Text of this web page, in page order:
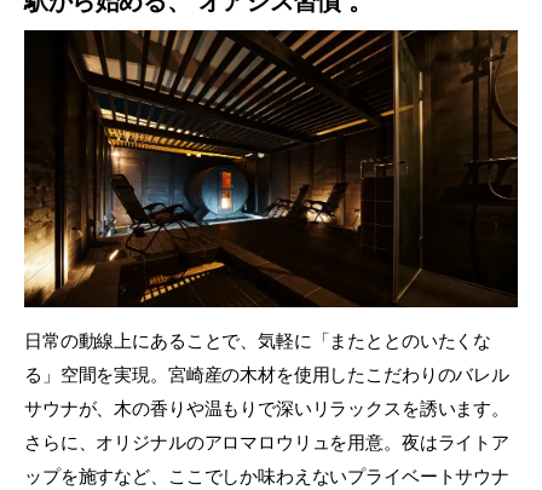
日常の動線上にあることで、気軽に「またととのいたくな
る」空間を実現。宮崎産の木材を使用したこだわりのバレル
サウナが、木の香りや温もりで深いリラックスを誘います。
さらに、オリジナルのアロマロウリュを用意。夜はライトア
ップを施すなど、ここでしか味わえないプライベートサウナ